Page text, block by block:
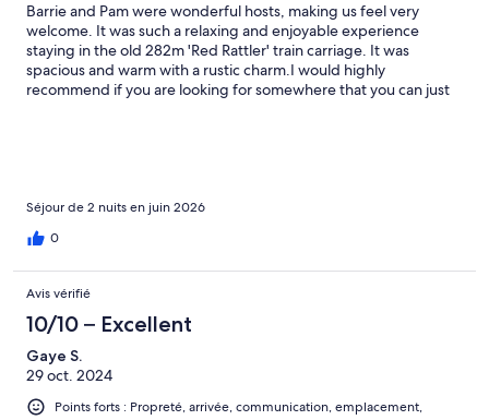
Barrie and Pam were wonderful hosts, making us feel very
welcome. It was such a relaxing and enjoyable experience
staying in the old 282m 'Red Rattler' train carriage. It was
spacious and warm with a rustic charm.I would highly
recommend if you are looking for somewhere that you can just
Séjour de 2 nuits en juin 2026
0
Avis vérifié
10/10 – Excellent
Gaye S.
29 oct. 2024
Points forts : Propreté, arrivée, communication, emplacement,